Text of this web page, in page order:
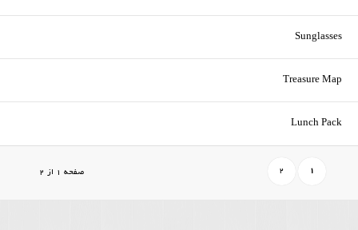
Sunglasses
Treasure Map
Lunch Pack
صفحه 1 از 2 1
2